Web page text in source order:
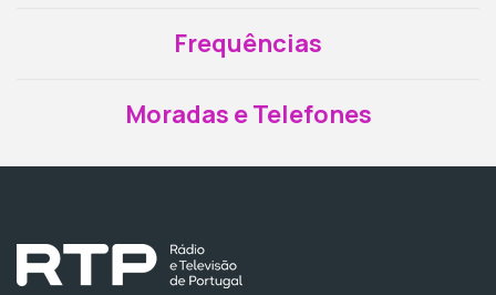
Frequências
Moradas e Telefones